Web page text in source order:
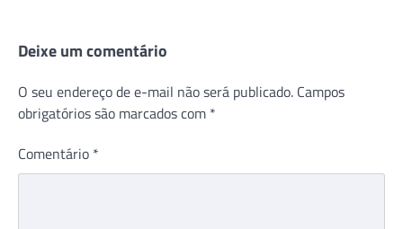
Deixe um comentário
O seu endereço de e-mail não será publicado. Campos
obrigatórios são marcados com *
Comentário *